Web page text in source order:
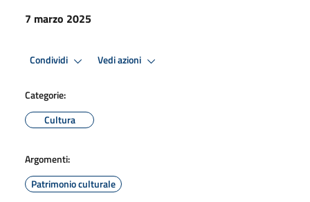
7 marzo 2025
Condividi Vedi azioni
Categorie:
Cultura
Argomenti:
Patrimonio culturale